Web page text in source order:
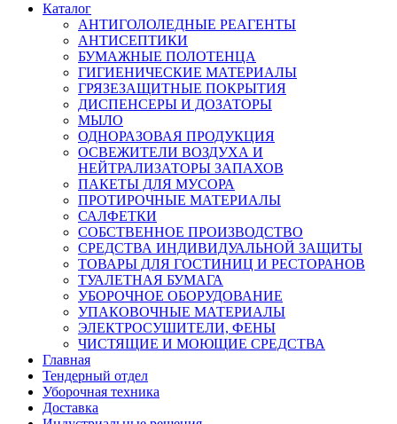
Каталог
АНТИГОЛОЛЕДНЫЕ РЕАГЕНТЫ
АНТИСЕПТИКИ
БУМАЖНЫЕ ПОЛОТЕНЦА
ГИГИЕНИЧЕСКИЕ МАТЕРИАЛЫ
ГРЯЗЕЗАЩИТНЫЕ ПОКРЫТИЯ
ДИСПЕНСЕРЫ И ДОЗАТОРЫ
МЫЛО
ОДНОРАЗОВАЯ ПРОДУКЦИЯ
ОСВЕЖИТЕЛИ ВОЗДУХА И
НЕЙТРАЛИЗАТОРЫ ЗАПАХОВ
ПАКЕТЫ ДЛЯ МУСОРА
ПРОТИРОЧНЫЕ МАТЕРИАЛЫ
САЛФЕТКИ
СОБСТВЕННОЕ ПРОИЗВОДСТВО
СРЕДСТВА ИНДИВИДУАЛЬНОЙ ЗАЩИТЫ
ТОВАРЫ ДЛЯ ГОСТИНИЦ И РЕСТОРАНОВ
ТУАЛЕТНАЯ БУМАГА
УБОРОЧНОЕ ОБОРУДОВАНИЕ
УПАКОВОЧНЫЕ МАТЕРИАЛЫ
ЭЛЕКТРОСУШИТЕЛИ, ФЕНЫ
ЧИСТЯЩИЕ И МОЮЩИЕ СРЕДСТВА
Главная
Тендерный отдел
Уборочная техника
Доставка